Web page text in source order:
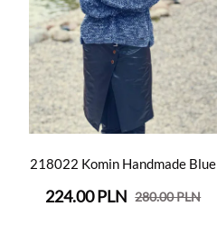
218022 Komin Handmade Blue
224.00 PLN 280.00 PLN